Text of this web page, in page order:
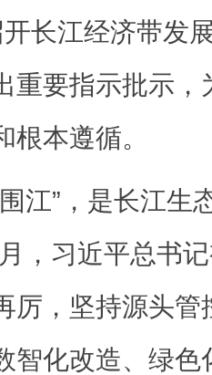
长江经济带发
重要指示批示，
本遵循。
”，是长江生
，习近平总书
厉，坚持源头管
智化改造、绿色